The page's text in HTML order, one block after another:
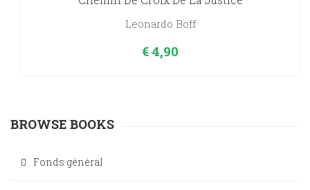
Leonardo Boff
€ 4,90
BROWSE BOOKS
Fonds général